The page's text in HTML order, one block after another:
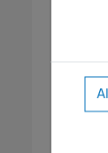
E-Mail*